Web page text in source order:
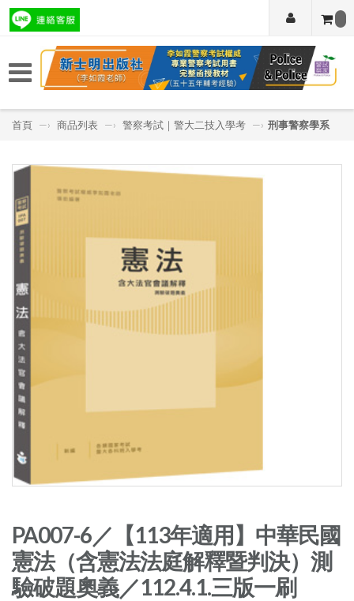
首頁 —› 商品列表 —› 警察考試｜警大二技入學考 —› 刑事警察學系
PA007-6／【113年適用】中華民國
憲法（含憲法法庭解釋暨判決）測
驗破題奧義／112.4.1.三版一刷